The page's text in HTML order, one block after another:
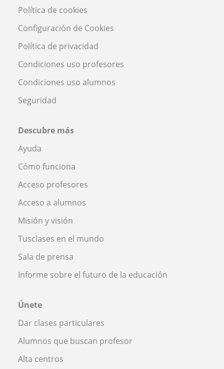
Política de cookies
Configuración de Cookies
Política de privacidad
Condiciones uso profesores
Condiciones uso alumnos
Seguridad
Descubre más
Ayuda
Cómo funciona
Acceso profesores
Acceso a alumnos
Misión y visión
Tusclases en el mundo
Sala de prensa
Informe sobre el futuro de la educación
Únete
Dar clases particulares
Alumnos que buscan profesor
Alta centros